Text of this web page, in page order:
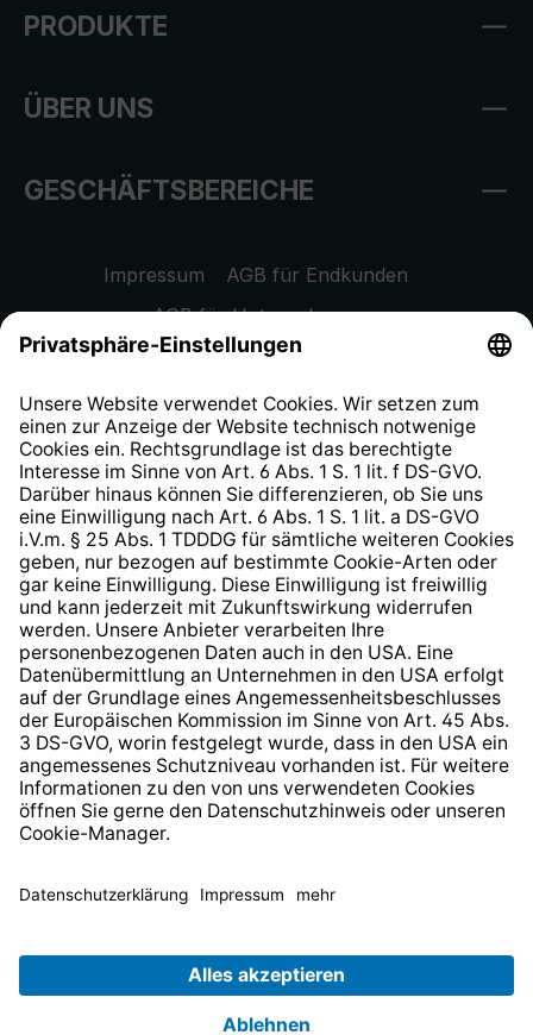
PRODUKTE
ÜBER UNS
GESCHÄFTSBEREICHE
Impressum
AGB für Endkunden
AGB für Unternehmen
Datenschutzhinweis
Widerrufsrecht
Hinweisgeberschutzsystem
Barrierefreiheit
* Alle Preise inkl. gesetzl. Mehrwertsteuer zzgl.
anders angegeben.
© 2026 TechniSat Digital GmbH
TechniSat ist ein Unternehmen der